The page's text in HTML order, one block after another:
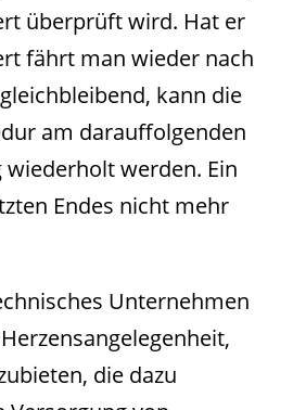
überprüft wird. Hat er
fährt man wieder nach
kann die
am darauffolgenden
wiederholt werden. Ein
Endes nicht mehr
Unternehmen
die dazu